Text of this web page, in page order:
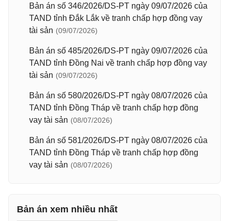
Bản án số 346/2026/DS-PT ngày 09/07/2026 của
TAND tỉnh Đắk Lắk về tranh chấp hợp đồng vay
tài sản (09/07/2026)
Bản án số 485/2026/DS-PT ngày 09/07/2026 của
TAND tỉnh Đồng Nai về tranh chấp hợp đồng vay
tài sản (09/07/2026)
Bản án số 580/2026/DS-PT ngày 08/07/2026 của
TAND tỉnh Đồng Tháp về tranh chấp hợp đồng
vay tài sản (08/07/2026)
Bản án số 581/2026/DS-PT ngày 08/07/2026 của
TAND tỉnh Đồng Tháp về tranh chấp hợp đồng
vay tài sản (08/07/2026)
Bản án xem nhiều nhất